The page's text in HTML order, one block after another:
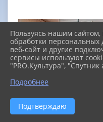
Пользуясь нашим сайтом,
обработки
веб-сайт и другие
сервисы используют
"PRO.Культура", "Спутник
Подробнее
Подтверждаю